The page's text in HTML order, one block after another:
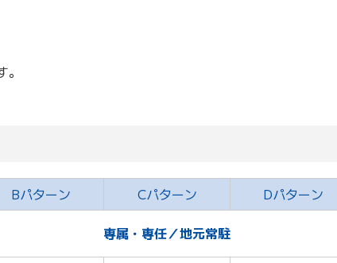
Bパターン Cパターン Dパターン
専属・専任／地元常駐